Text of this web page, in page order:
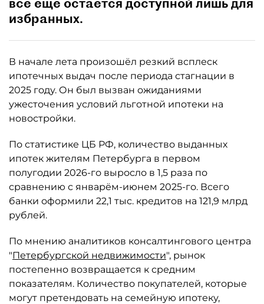
избранных.
В начале лета произошёл резкий всплеск
ипотечных выдач после периода стагнации в
2025 году. Он был вызван ожиданиями
ужесточения условий льготной ипотеки на
новостройки.
По статистике ЦБ РФ, количество выданных
ипотек жителям Петербурга в первом
полугодии 2026-го выросло в 1,5 раза по
сравнению с январём-июнем 2025-го. Всего
банки оформили 22,1 тыс. кредитов на 121,9 млрд
рублей.
По мнению аналитиков консалтингового центра
"Петербургской недвижимости", рынок
постепенно возвращается к средним
показателям. Количество покупателей, которые
могут претендовать на семейную ипотеку,